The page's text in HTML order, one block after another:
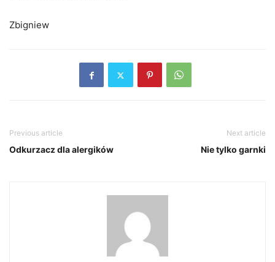
Zbigniew
Previous article
Odkurzacz dla alergików
Next article
Nie tylko garnki